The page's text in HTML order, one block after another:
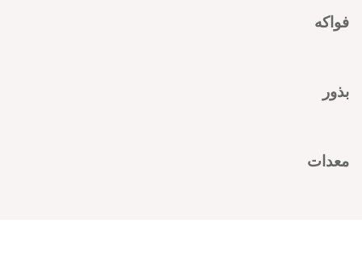
فواكه
بذور
معدات